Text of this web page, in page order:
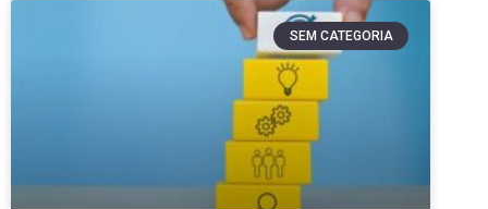
SEM CATEGORIA